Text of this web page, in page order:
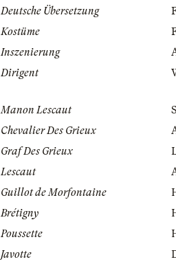
Deutsche Übersetzung
Kostüme
Inszenierung
Dirigent
Manon Lescaut
Chevalier Des Grieux
Graf Des Grieux
Lescaut
Guillot de Morfontaine
Brétigny
Poussette
Javotte